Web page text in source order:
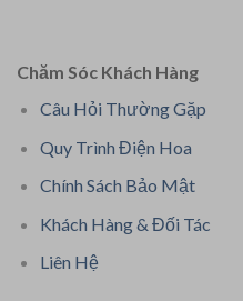
Chăm Sóc Khách Hàng
Câu Hỏi Thường Gặp
Quy Trình Điện Hoa
Chính Sách Bảo Mật
Khách Hàng & Đối Tác
Liên Hệ